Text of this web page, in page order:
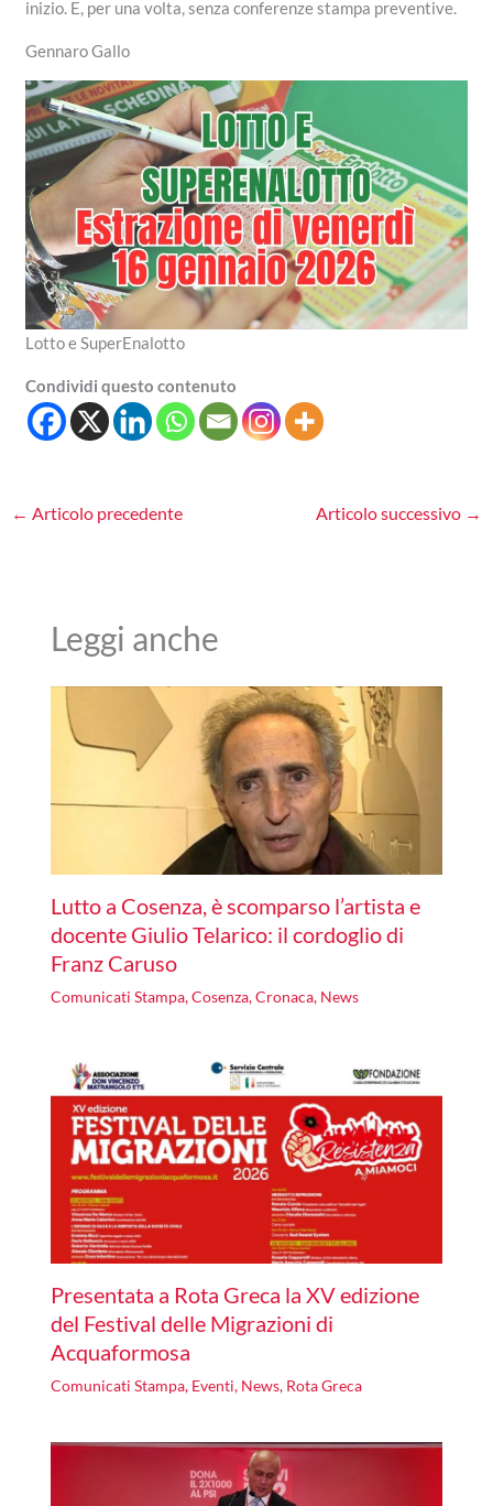
inizio. E, per una volta, senza conferenze stampa preventive.
Gennaro Gallo
Lotto e SuperEnalotto
Condividi questo contenuto
← Articolo precedente Articolo successivo →
Leggi anche
Lutto a Cosenza, è scomparso l’artista e
docente Giulio Telarico: il cordoglio di
Franz Caruso
Comunicati Stampa,Cosenza,Cronaca, News
Presentata a Rota Greca la XV edizione
del Festival delle Migrazioni di
Acquaformosa
Comunicati Stampa, Eventi, News, Rota Greca